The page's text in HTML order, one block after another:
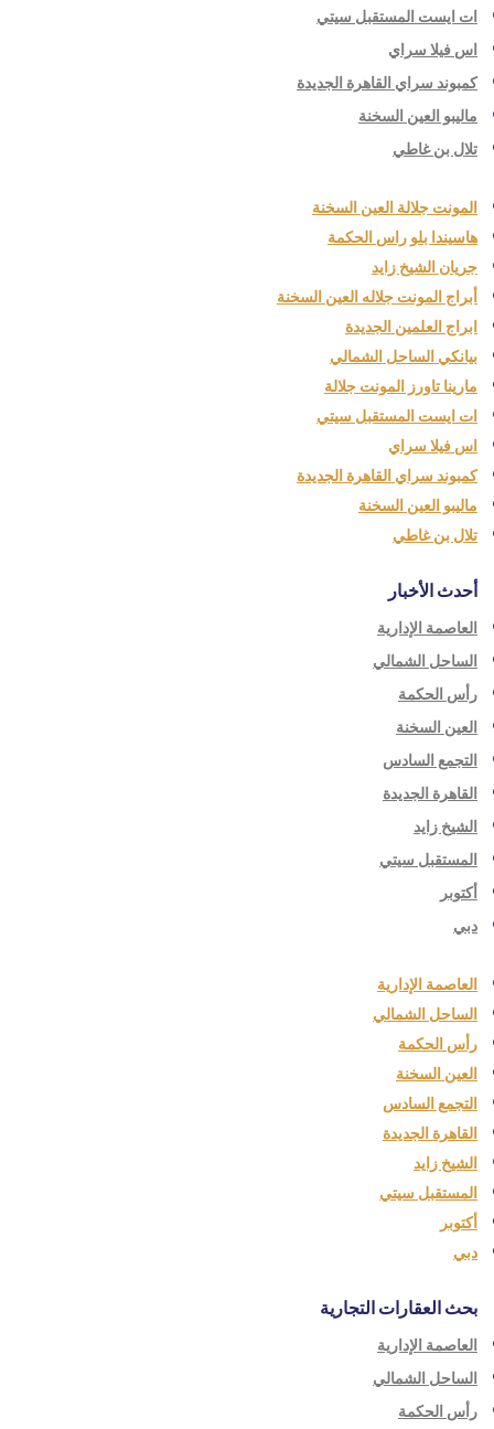
ات ايست المستقبل سيتي
اس فيلا سراي
كمبوند سراي القاهرة الجديدة
ماليبو العين السخنة
تلال بن غاطي
المونت جلالة العين السخنة
هاسيندا بلو راس الحكمة
جريان الشيخ زايد
أبراج المونت جلاله العين السخنة
ابراج العلمين الجديدة
بيانكي الساحل الشمالي
مارينا تاورز المونت جلالة
ات ايست المستقبل سيتي
اس فيلا سراي
كمبوند سراي القاهرة الجديدة
ماليبو العين السخنة
تلال بن غاطي
أحدث الأخبار
العاصمة الإدارية
الساحل الشمالي
رأس الحكمة
العين السخنة
التجمع السادس
القاهرة الجديدة
الشيخ زايد
المستقبل سيتي
أكتوبر
دبي
العاصمة الإدارية
الساحل الشمالي
رأس الحكمة
العين السخنة
التجمع السادس
القاهرة الجديدة
الشيخ زايد
المستقبل سيتي
أكتوبر
دبي
بحث العقارات التجارية
العاصمة الإدارية
الساحل الشمالي
رأس الحكمة